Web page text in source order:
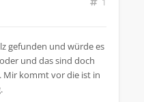
1
gefunden und würde es
und das sind doch
Mir kommt vor die ist in